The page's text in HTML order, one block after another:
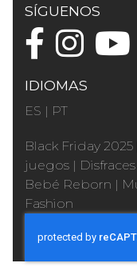
SÍGUENOS
IDIOMAS
ES | PT
Black Friday 2025
juegos | Disfraces
Bebé Reborn |
Fashion